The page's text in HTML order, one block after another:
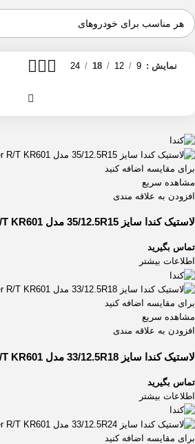
35/12.5R22
37/12.5R17
37/12.5R22
نمایش 9
12
18
24
برای مقایسه اضافه کنید
مشاهده سریع
افزودن به علاقه مندی
لاستیک کندا سایز 35/12.5R15 مدل Klever R/T KR601
تماس بگیرید
اطلاعات بیشتر
برای مقایسه اضافه کنید
مشاهده سریع
افزودن به علاقه مندی
لاستیک کندا سایز 33/12.5R18 مدل Klever R/T KR601
تماس بگیرید
اطلاعات بیشتر
برای مقایسه اضافه کنید